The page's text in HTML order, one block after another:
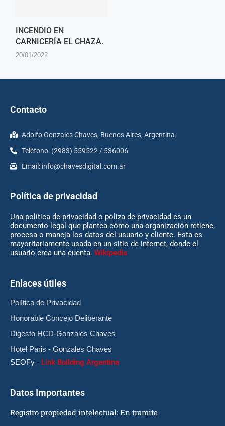
INCENDIO EN
CARNICERÍA EL CHAZA.
20/01/2022
Contacto
Adolfo Gonzales Chaves, Buenos Aires, Argentina.
Teléfono: (2983) 559522 / 536006
Email: info@chavesdigital.com.ar
Política de privacidad
Una política de privacidad o póliza de privacidad es un
documento legal que plantea cómo una organización retiene,
procesa o maneja los datos del usuario y cliente. Esta es
mayoritariamente usada en un sitio de internet, donde el
usuario crea una cuenta. Wikipedia
Enlaces útiles
Política de Privacidad
Honorable Concejo Deliberante
Digesto HCD-Gonzales Chaves
Hotel Paris - Gonzales Chaves
SEOFy - Link Building Argentina
Datos Importantes
Registro propiedad intelectual: En tramite